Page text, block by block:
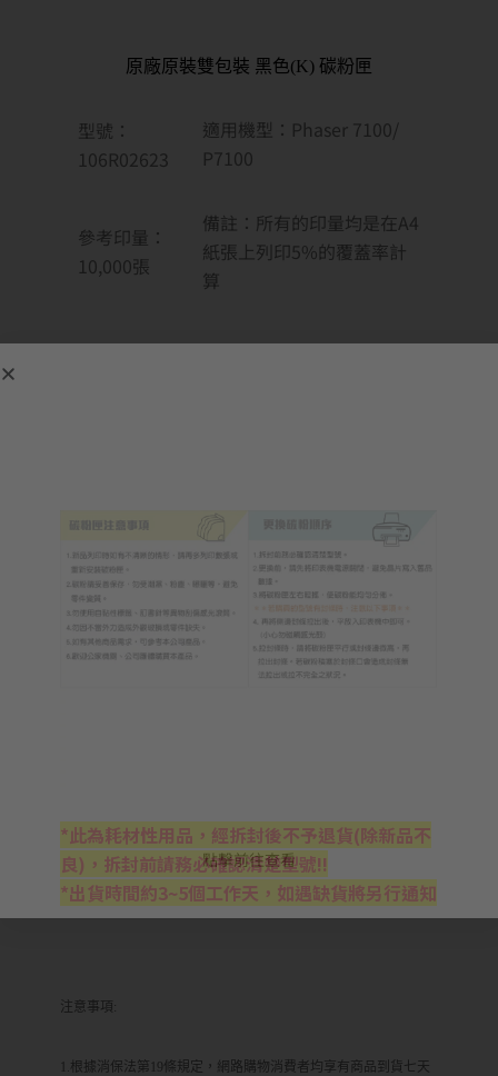
原廠原裝雙包裝 黑色(K) 碳粉匣
型號：
106R02623
適用機型：Phaser 7100/
P7100
參考印量：
10,000張
備註：所有的印量均是在A4
紙張上列印5%的覆蓋率計
算
*此為耗材性用品，經拆封後不予退貨(除新品不
良)，拆封前請務必確認清楚型號!!
*出貨時間約3~5個工作天，如遇缺貨將另行通知
注意事項:
1.根據消保法第19條規定，網路購物消費者均享有商品到貨七天
點擊前往查看